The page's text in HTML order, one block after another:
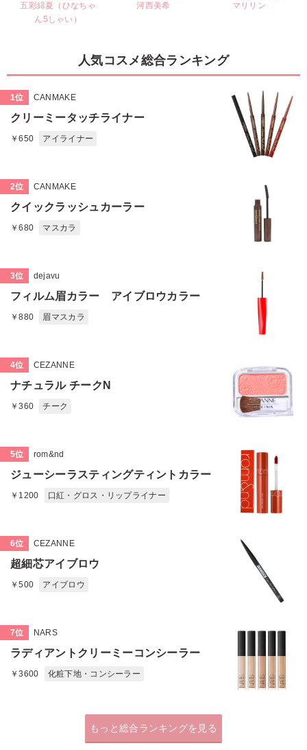
五彩緋夏（ひなちゃ
ん5しゃい）
河西美希 マリリン
人気コスメ総合ランキング
1位 CANMAKE
クリーミータッチライナー
￥650 アイライナー
2位 CANMAKE
クイックラッシュカーラー
￥680 マスカラ
3位 dejavu
フィルム眉カラー アイブロウカラー
￥880 眉マスカラ
4位 CEZANNE
ナチュラル チークN
￥360 チーク
5位 rom&nd
ジューシーラスティングティントカラー
￥1200 口紅・グロス・リップライナー
6位 CEZANNE
超細芯アイブロウ
￥500 アイブロウ
7位 NARS
ラディアントクリーミーコンシーラー
￥3600 化粧下地・コンシーラー
もっと総合ランキングを見る